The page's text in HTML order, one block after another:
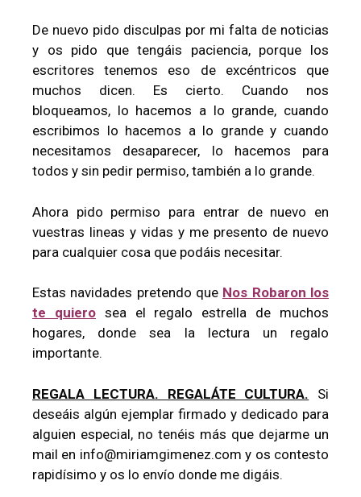
De nuevo pido disculpas por mi falta de noticias
y os pido que tengáis paciencia, porque los
escritores tenemos eso de excéntricos que
muchos dicen. Es cierto. Cuando nos
bloqueamos, lo hacemos a lo grande, cuando
escribimos lo hacemos a lo grande y cuando
necesitamos desaparecer, lo hacemos para
todos y sin pedir permiso, también a lo grande.
Ahora pido permiso para entrar de nuevo en
vuestras lineas y vidas y me presento de nuevo
para cualquier cosa que podáis necesitar.
Estas navidades pretendo que Nos Robaron los
te quierosea el regalo estrella de muchos
hogares, donde sea la lectura un regalo
importante.
REGALA LECTURA. REGALÁTE CULTURA. Si
deseáis algún ejemplar firmado y dedicado para
alguien especial, no tenéis más que dejarme un
mail en info@miriamgimenez.com y os contesto
rapidísimo y os lo envío donde me digáis.